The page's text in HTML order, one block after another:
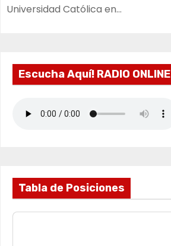
Universidad Católica en…
Escucha Aquí! RADIO ONLINE
Tabla de Posiciones